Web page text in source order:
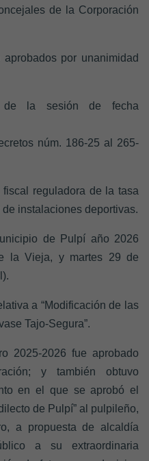
de la Corporación
por unanimidad
de la sesiónde fecha
núm. 186-25 al 265-
reguladora de la tasa
instalaciones deportivas.
de Pulpí año 2026
la Vieja, y martes 29 de
a “Modificación de las
Tajo-Segura”.
2025-2026 fue aprobado
y también obtuvo
en el que se aprobó el
de Pulpí” al pulpileño,
a propuesta de alcaldía
a su extraordinaria